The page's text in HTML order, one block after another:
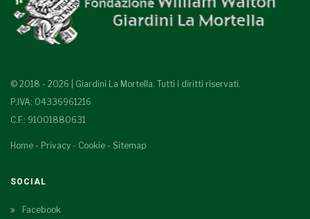
© 2018 - 2026 | Giardini La Mortella. Tutti i diritti riservati.
P.IVA: 04336961216
C.F.: 91001880631
Home - Privacy - Cookie - Sitemap
SOCIAL
Facebook